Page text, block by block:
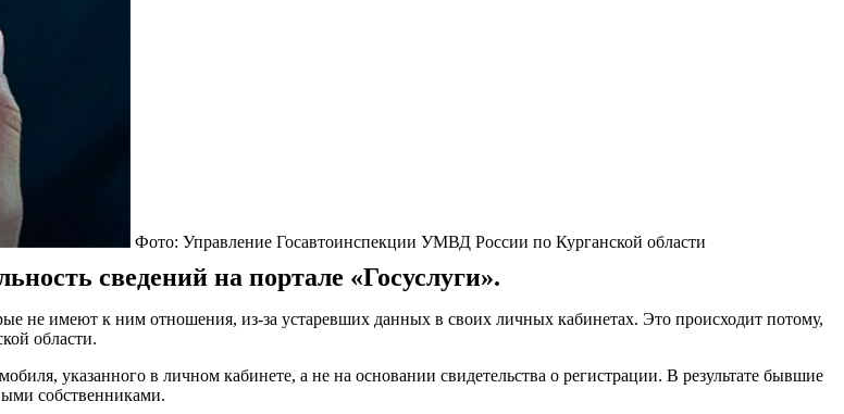
Фото: Управление Госавтоинспекции УМВД России по Курганской области
сведений на портале «Госуслуги».
не имеют к ним отношения, из-за устаревших данных в своих личных кабинетах. Это происходит потому,
области.
указанного в личном кабинете, а не на основании свидетельства о регистрации. В результате бывшие
собственниками.